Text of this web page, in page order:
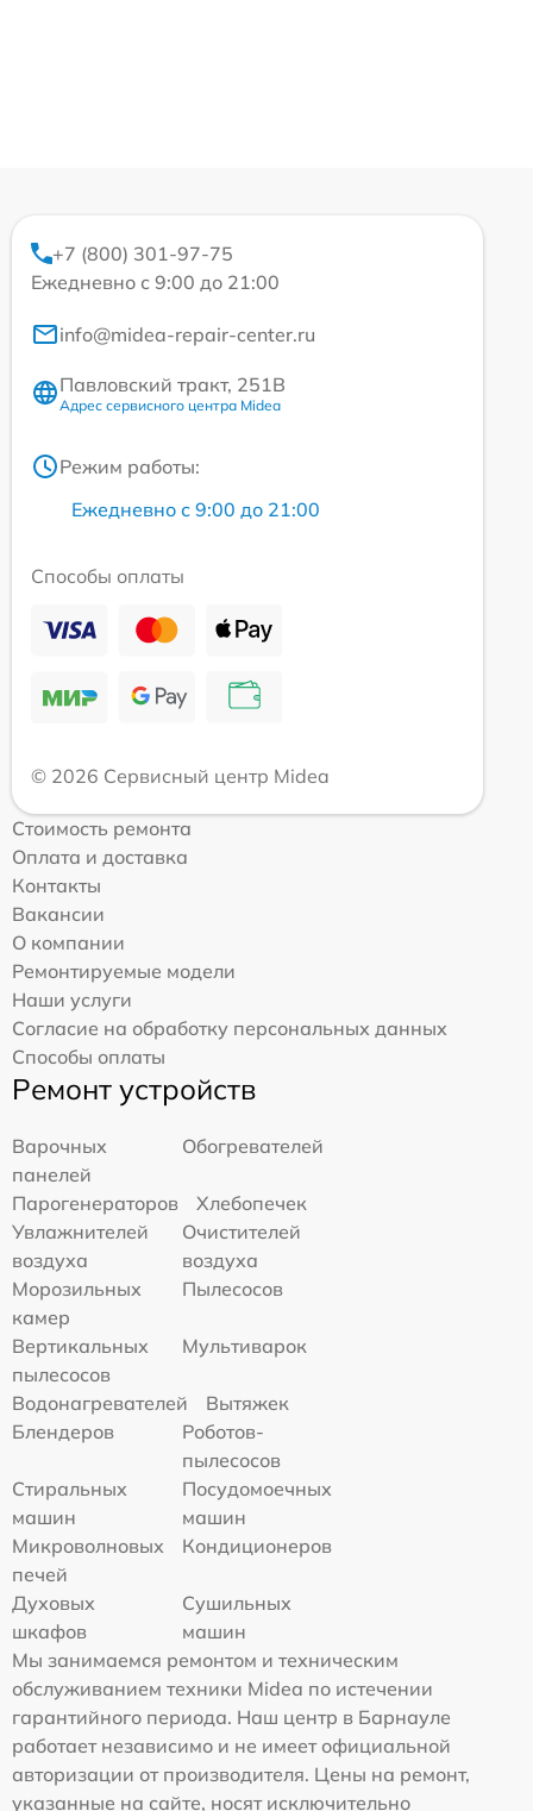
+7 (800) 301-97-75
Ежедневно с 9:00 до 21:00
info@midea-repair-center.ru
Павловский тракт, 251В
Адрес сервисного центра Midea
Режим работы:
Ежедневно с 9:00 до 21:00
Способы оплаты
© 2026 Сервисный центр Midea
Стоимость ремонта
Оплата и доставка
Контакты
Вакансии
О компании
Ремонтируемые модели
Наши услуги
Согласие на обработку персональных данных
Способы оплаты
Ремонт устройств
Варочных
панелей
Обогревателей
Парогенераторов
Хлебопечек
Увлажнителей
воздуха
Очистителей
воздуха
Морозильных
камер
Пылесосов
Вертикальных
пылесосов
Мультиварок
Водонагревателей
Вытяжек
Блендеров
Роботов-
пылесосов
Стиральных
машин
Посудомоечных
машин
Микроволновых
печей
Кондиционеров
Духовых
шкафов
Сушильных
машин
Мы занимаемся ремонтом и техническим
обслуживанием техники Midea по истечении
гарантийного периода. Наш центр в Барнауле
работает независимо и не имеет официальной
авторизации от производителя. Цены на ремонт,
указанные на сайте, носят исключительно